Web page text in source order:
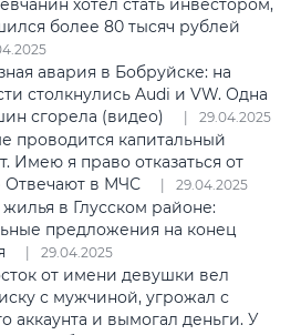
хотел стать инвестором,
более 80 тысяч рублей
авария в Бобруйске: на
столкнулись Audi и VW. Одна
сгорела (видео)
29.04.2025
проводится капитальный
Имею я право отказаться от
Отвечают в МЧС
29.04.2025
в Глусском районе:
предложения на конец
29.04.2025
от имени девушки вел
с мужчиной, угрожал с
аккаунта и вымогал деньги. У